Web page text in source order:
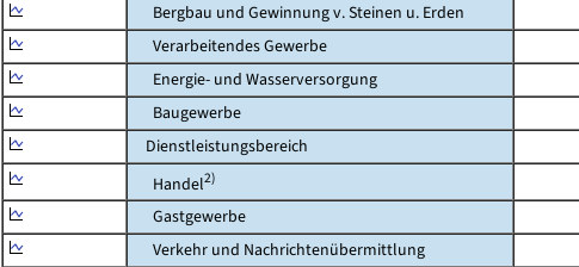
Bergbau und Gewinnung v. Steinen u. Erden
Verarbeitendes Gewerbe
Energie- und Wasserversorgung
Baugewerbe
Dienstleistungsbereich
Handel2)
Gastgewerbe
Verkehr und Nachrichtenübermittlung